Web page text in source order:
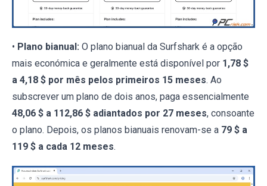
• Plano bianual: O plano bianual da Surfshark é a opção
mais económica e geralmente está disponível por 1,78 $
a 4,18 $ por mês pelos primeiros 15 meses. Ao
subscrever um plano de dois anos, paga essencialmente
48,06 $ a 112,86 $ adiantados por 27 meses, consoante
o plano. Depois, os planos bianuais renovam-se a 79 $ a
119 $ a cada 12 meses.